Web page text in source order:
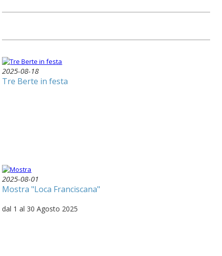
2025-08-18
Tre Berte in festa
2025-08-01
Mostra "Loca Franciscana"
dal 1 al 30 Agosto 2025